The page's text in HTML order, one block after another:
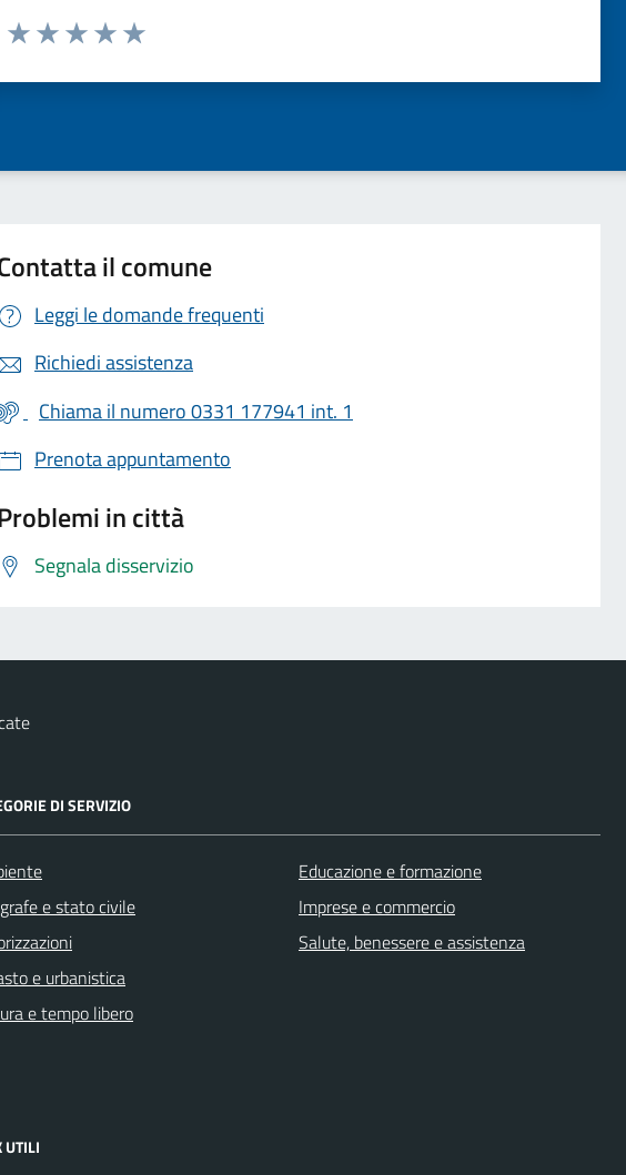
Valuta da 1 a 5 stelle la pagina
il comune
Leggi le domande frequenti
Richiedi assistenza
Chiama il numero 0331 177941 int. 1
Prenota appuntamento
in città
Segnala disservizio
DI SERVIZIO
e stato civile
e urbanistica
e tempo libero
Educazione e formazione
Imprese e commercio
Salute, benessere e assistenza
UTILI